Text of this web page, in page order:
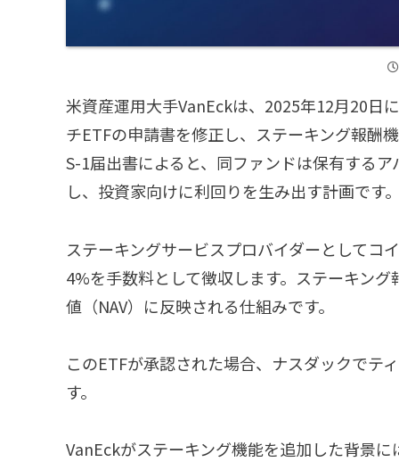
米資産運用大手VanEckは、2025年12月20日
チETFの申請書を修正し、ステーキング報酬
S-1届出書によると、同ファンドは保有する
し、投資家向けに利回りを生み出す計画です
ステーキングサービスプロバイダーとしてコ
4%を手数料として徴収します。ステーキン
値（NAV）に反映される仕組みです。
このETFが承認された場合、ナスダックでテ
す。
VanEckがステーキング機能を追加した背景